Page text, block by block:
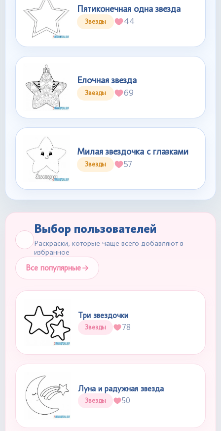
Пятиконечная одна звезда
Звезды 44
Елочная звезда
Звезды 69
Милая звездочка с глазками
Звезды 57
Выбор пользователей
Раскраски, которые чаще всего добавляют в
избранное
Все популярные
Три звездочки
Звезды 78
Луна и радужная звезда
Звезды 50